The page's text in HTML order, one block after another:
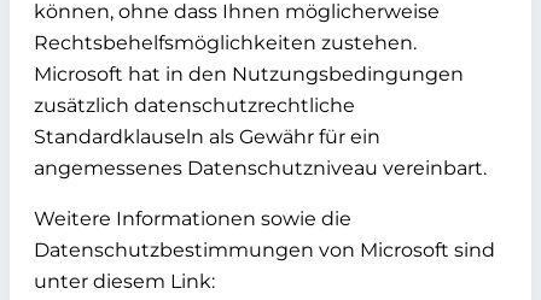
können, ohne dass Ihnen möglicherweise
Rechtsbehelfsmöglichkeiten zustehen.
Microsoft hat in den Nutzungsbedingungen
zusätzlich datenschutzrechtliche
Standardklauseln als Gewähr für ein
angemessenes Datenschutzniveau vereinbart.
Weitere Informationen sowie die
Datenschutzbestimmungen von Microsoft sind
unter diesem Link: